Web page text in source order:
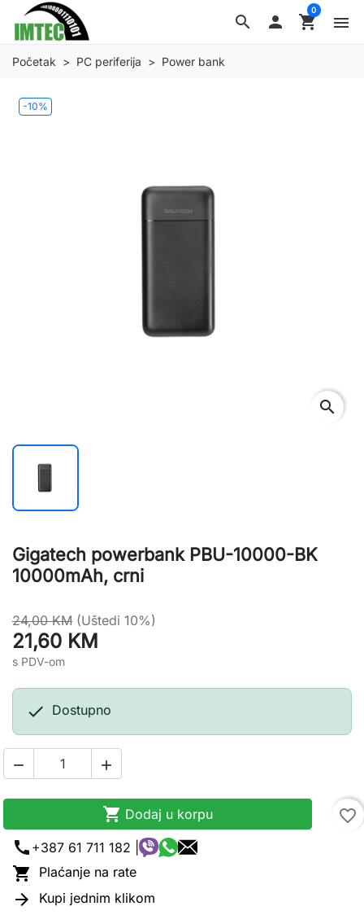
search  shopping_cart
0
menu
Početak PC periferija Power bank
-10%
search
Gigatech powerbank PBU-10000-BK
10000mAh, crni
24,00 KM (Uštedi 10%)
21,60 KM
s PDV-om
 Dostupno
 
 Dodaj u korpu
favorite_border
call +387 61 711 182 |
 Plaćanje na rate
 Kupi jednim klikom